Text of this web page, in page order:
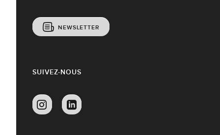
NEWSLETTER
SUIVEZ-NOUS